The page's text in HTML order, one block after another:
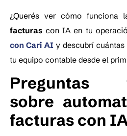
¿Querés ver cómo funciona
facturas con IA en tu
con Cari AI y descubrí
tu equipo contable desde el
Preguntas
sobre
facturas con